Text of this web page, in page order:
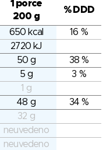
1 porce
200 g
% DDD
650 kcal
16 %
2720 kJ
50 g
38 %
5 g
3 %
1 g
48 g
34 %
32 g
neuvedeno
neuvedeno